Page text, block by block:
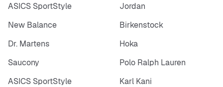
ASICS SportStyle
Jordan
New Balance
Birkenstock
Dr. Martens
Hoka
Saucony
Polo Ralph Lauren
ASICS SportStyle
Karl Kani